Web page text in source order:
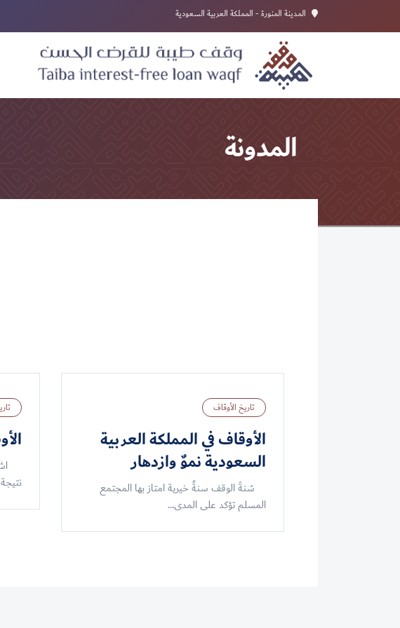
المدينة المنورة - المملكة العربية السعودية
المدونة
تاريخ الأوقاف
الأوقاف في المملكة العربية
السعودية نموٌ وازدهار
سُنةَ الوقف سنةً خيرية امتاز بها المجتمع
المسلم تؤكد على المدى…